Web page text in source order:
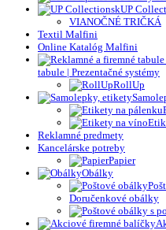
UP
VIANOČNÉ TRIČKÁ
Textil Malfini
Online Katalóg Malfini
tabule | Prezentačné systémy
RollUp
Reklamné predmety
Kancelárske potreby
Papier
Obálky
Doručenkové obálky